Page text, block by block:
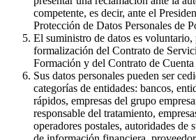
competente, es decir, ante el
Protección de Datos Personales de
El suministro de datos es voluntario,
formalización del Contrato de
Formación y del Contrato de
Sus datos personales pueden ser
categorías de entidades: bancos,
rápidos, empresas del grupo
responsable del tratamiento,
operadores postales, autoridades de